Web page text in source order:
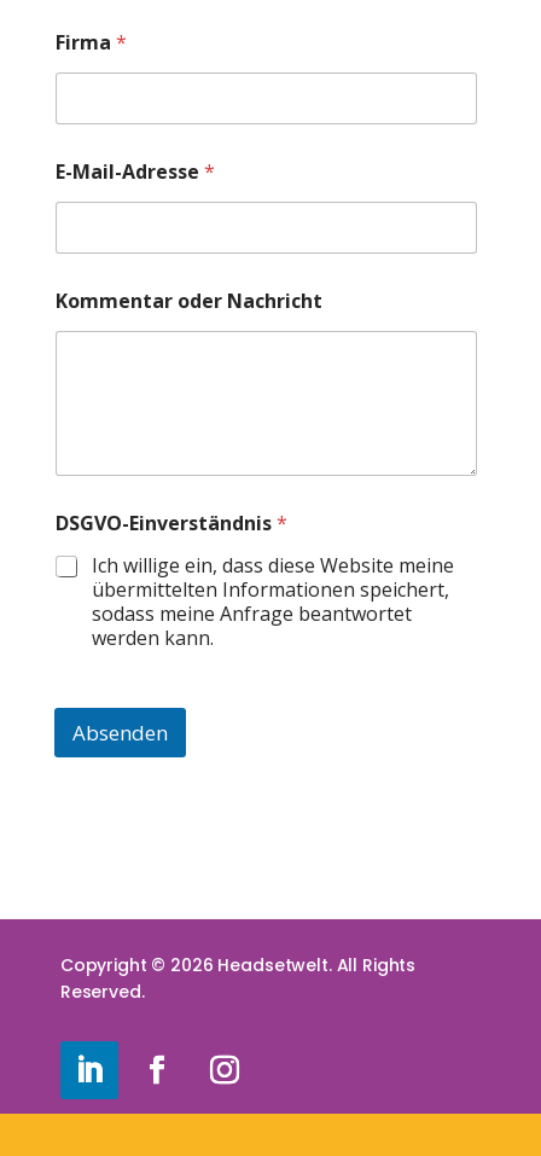
Firma *
E-Mail-Adresse *
d
e
t
a
r
E
-
d
Kommentar oder Nachricht
DSGVO-Einverständnis*
Ich willige ein, dass diese Website meine
übermittelten Informationen speichert,
sodass meine Anfrage beantwortet
werden kann.
Absenden
Copyright © 2026 Headsetwelt. All Rights
Reserved.